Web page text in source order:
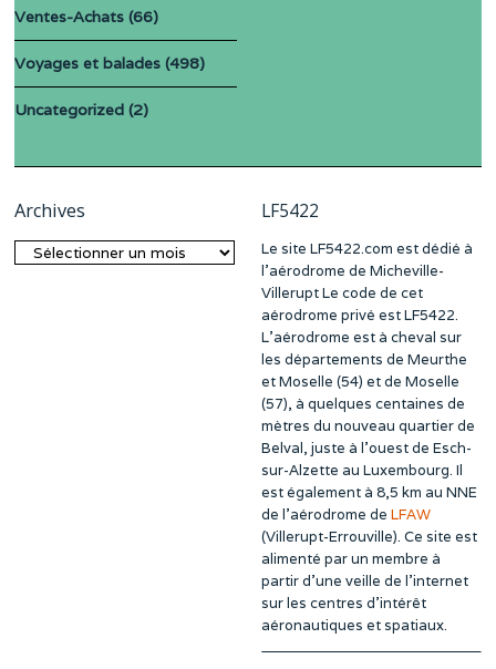
Ventes-Achats (66)
Voyages et balades (498)
Uncategorized (2)
Archives
Archives
LF5422
Le site LF5422.com est dédié à
l’aérodrome de Micheville-
Villerupt Le code de cet
aérodrome privé est LF5422.
L’aérodrome est à cheval sur
les départements de Meurthe
et Moselle (54) et de Moselle
(57), à quelques centaines de
mètres du nouveau quartier de
Belval, juste à l’ouest de Esch-
sur-Alzette au Luxembourg. Il
est également à 8,5 km au NNE
de l’aérodrome de LFAW
(Villerupt-Errouville). Ce site est
alimenté par un membre à
partir d’une veille de l’internet
sur les centres d’intérêt
aéronautiques et spatiaux.